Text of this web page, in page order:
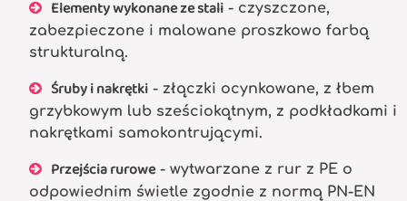
Elementy wykonane ze stali - czyszczone,
zabezpieczone i malowane proszkowo farbą
strukturalną.
Śruby i nakrętki - złączki ocynkowane, z łbem
grzybkowym lub sześciokątnym, z podkładkami i
nakrętkami samokontrującymi.
Przejścia rurowe- wytwarzane z rur z PE o
odpowiednim świetle zgodnie z normą PN-EN